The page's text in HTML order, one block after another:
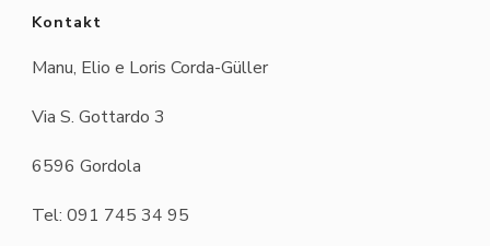
Kontakt
Manu, Elio e Loris Corda-Güller
Via S. Gottardo 3
6596 Gordola
Tel: 091 745 34 95